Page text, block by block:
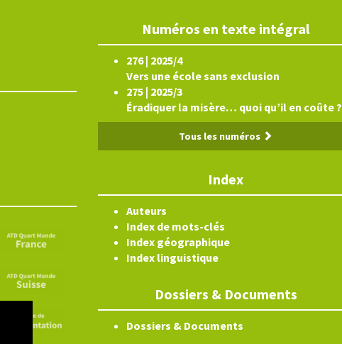
Numéros en texte intégral
276 | 2025/4
Vers une école sans exclusion
275 | 2025/3
Éradiquer la misère… quoi qu’il en coûte ?
Tous les numéros
Index
Auteurs
Index de mots-clés
Index géographique
Index linguistique
Dossiers & Documents
Dossiers & Documents